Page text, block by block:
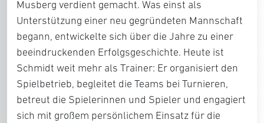
Musberg verdient gemacht. Was einst als
Unterstützung einer neu gegründeten Mannschaft
begann, entwickelte sich über die Jahre zu einer
beeindruckenden Erfolgsgeschichte. Heute ist
Schmidt weit mehr als Trainer: Er organisiert den
Spielbetrieb, begleitet die Teams bei Turnieren,
betreut die Spielerinnen und Spieler und engagiert
sich mit großem persönlichem Einsatz für die